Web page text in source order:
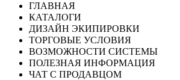
ГЛАВНАЯ
КАТАЛОГИ
ДИЗАЙН ЭКИПИРОВКИ
ТОРГОВЫЕ УСЛОВИЯ
ВОЗМОЖНОСТИ СИСТЕМЫ
ПОЛЕЗНАЯ ИНФОРМАЦИЯ
ЧАТ С ПРОДАВЦОМ